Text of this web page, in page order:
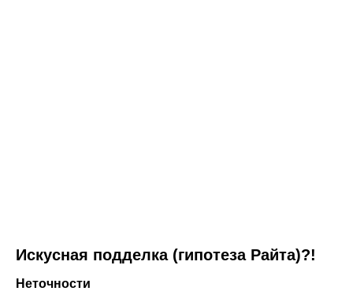
Искусная подделка (гипотеза Райта)?!
Неточности